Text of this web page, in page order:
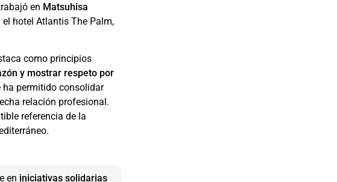
en Matsuhisa
el hotel Atlantis The Palm,
como principios
y mostrar respeto por
ha permitido consolidar
relación profesional.
referencia de la
en iniciativas solidarias